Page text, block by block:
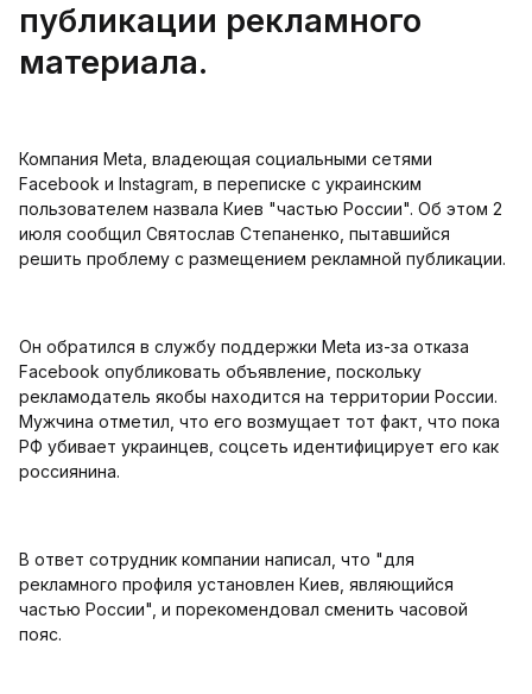
публикации рекламного
материала.
Компания Meta, владеющая социальными сетями
Facebook и Instagram, в переписке с украинским
пользователем назвала Киев "частью России". Об этом 2
июля сообщил Святослав Степаненко, пытавшийся
решить проблему с размещением рекламной публикации.
Он обратился в службу поддержки Meta из-за отказа
Facebook опубликовать объявление, поскольку
рекламодатель якобы находится на территории России.
Мужчина отметил, что его возмущает тот факт, что пока
РФ убивает украинцев, соцсеть идентифицирует его как
россиянина.
В ответ сотрудник компании написал, что "для
рекламного профиля установлен Киев, являющийся
частью России", и порекомендовал сменить часовой
пояс.